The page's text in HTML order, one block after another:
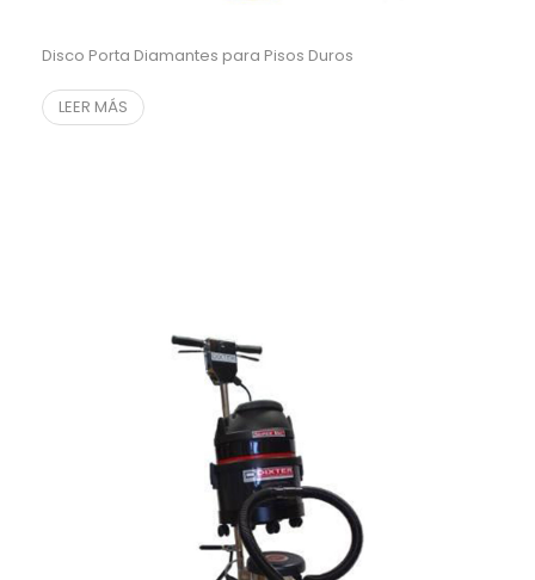
Disco Porta Diamantes para Pisos Duros
LEER MÁS